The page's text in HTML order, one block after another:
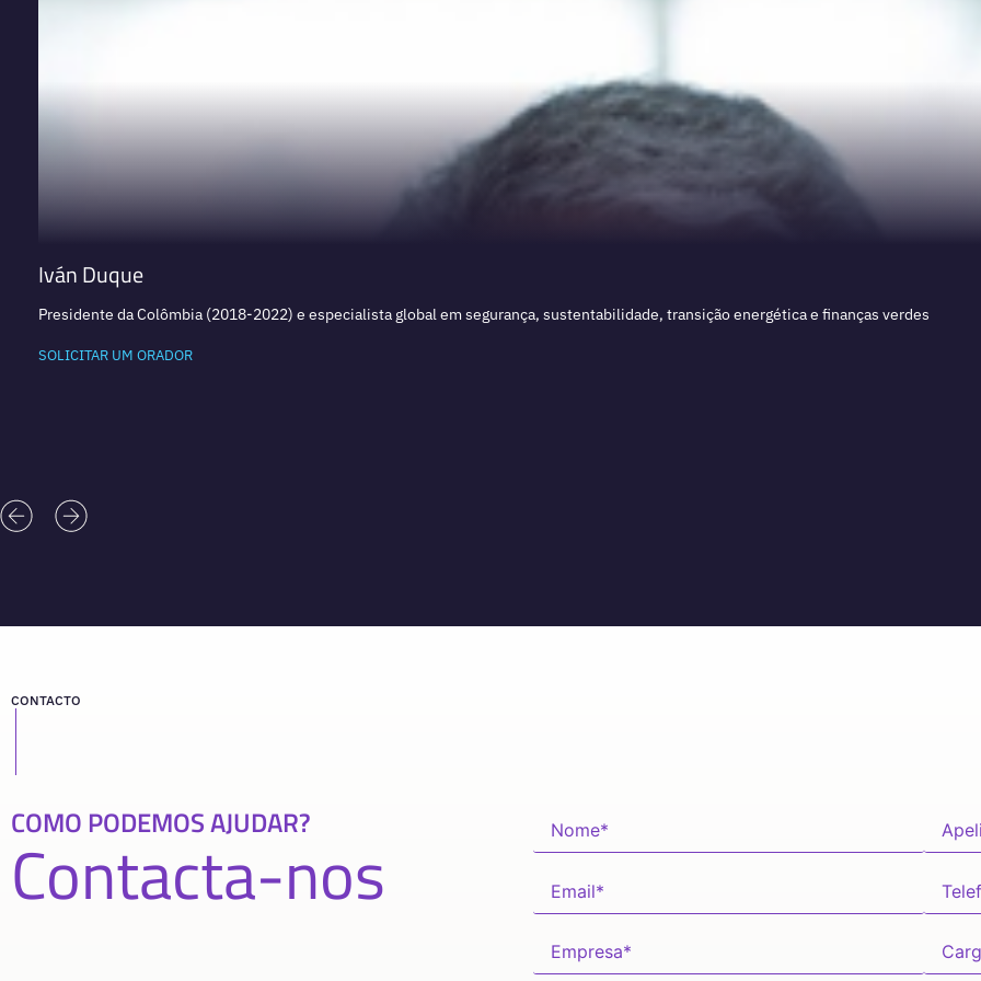
Iván Duque
Presidente da Colômbia (2018-2022) e especialista global em segurança, sustentabilidade, transição energética e finanças verdes
SOLICITAR UM ORADOR
CONTACTO
COMO PODEMOS AJUDAR?
Contacta-nos